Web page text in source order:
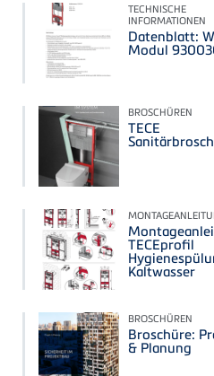
TECHNISCHE
INFORMATIONEN
Datenblatt:
Modul
BROSCHÜREN
TECE
TECEprofil
Kaltwasser
BROSCHÜREN
Broschüre:
& Planung